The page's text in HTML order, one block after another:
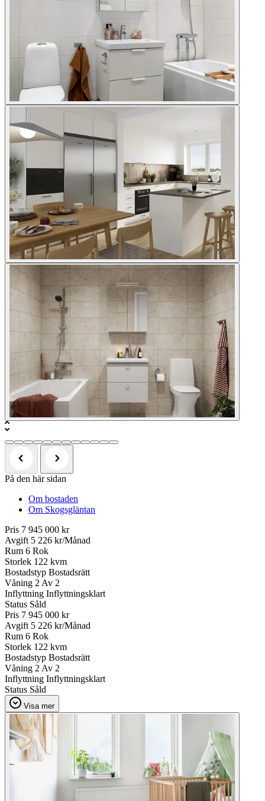
På den här sidan
Om bostaden
Om Skogsgläntan
Pris 7 945 000 kr
Avgift 5 226 kr/Månad
Rum 6 Rok
Storlek 122 kvm
Bostadstyp Bostadsrätt
Våning 2 Av 2
Inflyttning Inflyttningsklart
Status Såld
Pris 7 945 000 kr
Avgift 5 226 kr/Månad
Rum 6 Rok
Storlek 122 kvm
Bostadstyp Bostadsrätt
Våning 2 Av 2
Inflyttning Inflyttningsklart
Status Såld
Visa mer